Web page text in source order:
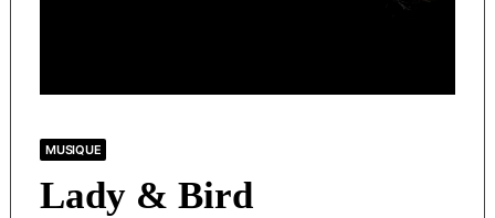
MUSIQUE
Lady & Bird